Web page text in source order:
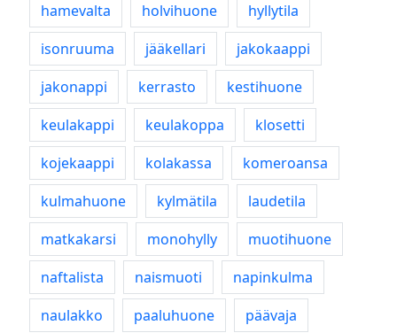
hamevalta
holvihuone
hyllytila
isonruuma
jääkellari
jakokaappi
jakonappi
kerrasto
kestihuone
keulakappi
keulakoppa
klosetti
kojekaappi
kolakassa
komeroansa
kulmahuone
kylmätila
laudetila
matkakarsi
monohylly
muotihuone
naftalista
naismuoti
napinkulma
naulakko
paaluhuone
päävaja